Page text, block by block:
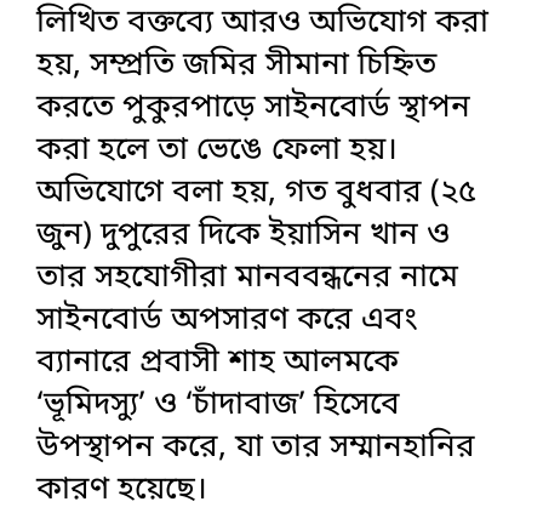
‎লিখিত বক্তব্যে আরও অভিযোগ করা
হয়, সম্প্রতি জমির সীমানা চিহ্নিত
করতে পুকুরপাড়ে সাইনবোর্ড স্থাপন
করা হলে তা ভেঙে ফেলা হয়।
অভিযোগে বলা হয়, গত বুধবার (২৫
জুন) দুপুরের দিকে ইয়াসিন খান ও
তার সহযোগীরা মানববন্ধনের নামে
সাইনবোর্ড অপসারণ করে এবং
ব্যানারে প্রবাসী শাহ আলমকে
‘ভূমিদস্যু’ ও ‘চাঁদাবাজ’ হিসেবে
উপস্থাপন করে, যা তার সম্মানহানির
কারণ হয়েছে।